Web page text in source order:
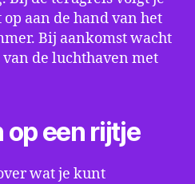
aan de hand van het
Bij aankomst wacht
de luchthaven met
op een rijtje
wat je kunt